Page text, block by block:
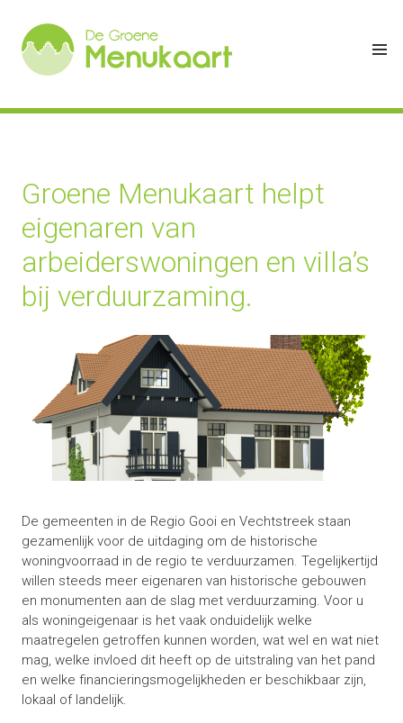
Groene Menukaart helpt
eigenaren van
arbeiderswoningen en villa’s
bij verduurzaming.
De gemeenten in de Regio Gooi en Vechtstreek staan
gezamenlijk voor de uitdaging om de historische
woningvoorraad in de regio te verduurzamen. Tegelijkertijd
willen steeds meer eigenaren van historische gebouwen
en monumenten aan de slag met verduurzaming. Voor u
als woningeigenaar is het vaak onduidelijk welke
maatregelen getroffen kunnen worden, wat wel en wat niet
mag, welke invloed dit heeft op de uitstraling van het pand
en welke financieringsmogelijkheden er beschikbaar zijn,
lokaal of landelijk.